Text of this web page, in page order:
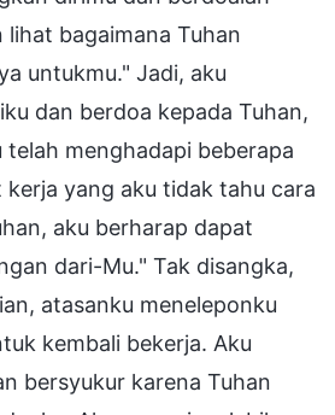
lihat bagaimana Tuhan
untukmu." Jadi, aku
dan berdoa kepada Tuhan,
telah menghadapi beberapa
kerja yang aku tidak tahu cara
aku berharap dapat
dari-Mu." Tak disangka,
atasanku meneleponku
kembali bekerja. Aku
bersyukur karena Tuhan